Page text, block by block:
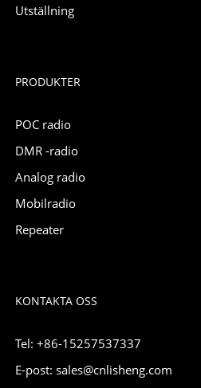
Utställning
PRODUKTER
POC radio
DMR -radio
Analog radio
Mobilradio
Repeater
KONTAKTA OSS
Tel: +86-15257537337
E-post: sales@cnlisheng.com